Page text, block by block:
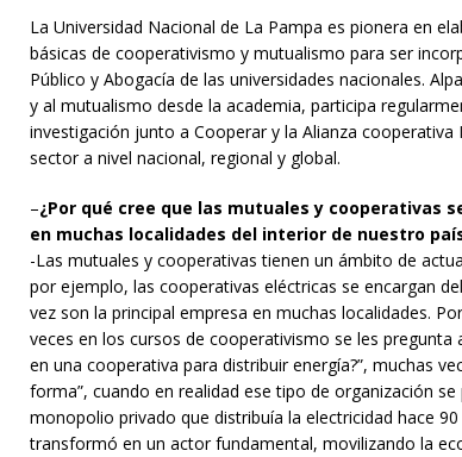
La Universidad Nacional de La Pampa es pionera en
básicas de cooperativismo y mutualismo para ser
Público y Abogacía de las universidades nacionales.
y al mutualismo desde la academia, participa
investigación junto a Cooperar y la Alianza
sector a nivel nacional, regional y global.
–¿Por qué cree que las mutuales y cooperativas
en muchas localidades del interior de nuestro
-Las mutuales y cooperativas tienen un ámbito de
por ejemplo, las cooperativas eléctricas se encargan
vez son la principal empresa en muchas localidades.
veces en los cursos de cooperativismo se les pregunta
en una cooperativa para distribuir energía?”, muchas
forma”, cuando en realidad ese tipo de organización
monopolio privado que distribuía la electricidad hace
transformó en un actor fundamental, movilizando la